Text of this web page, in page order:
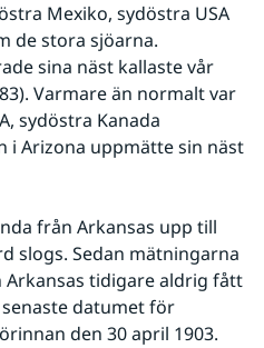
Mexiko, sydöstra USA
de stora sjöarna.
sina näst kallaste vår
Varmare än normalt var
sydöstra Kanada
i Arizona uppmätte sin näst
slogs. Sedan mätningarna
Arkansas tidigare aldrig fått
datumet för
den 30 april 1903.